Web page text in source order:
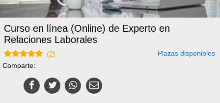
Curso en línea (Online) de Experto en
Relaciones Laborales
(2)
Plazas disponibles
Comparte: